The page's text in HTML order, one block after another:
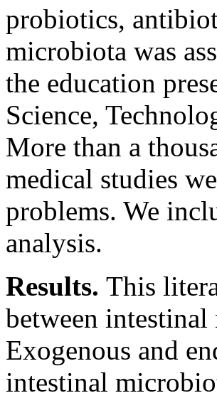
probiotics,
microbiota was
the education
Science,
More than a
medical studies
problems. We
analysis.
Results. This
between
Exogenous and
intestinal